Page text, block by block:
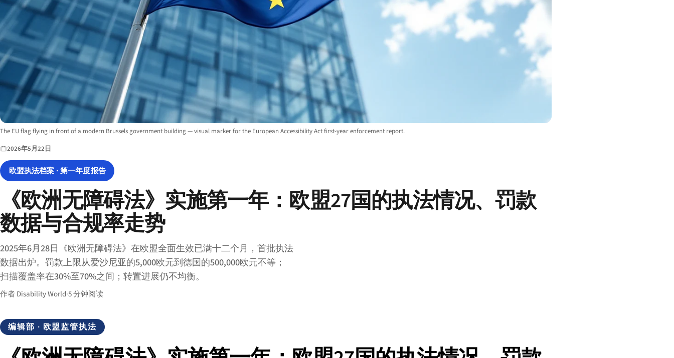
Image description:
The EU flag flying in front of a modern Brussels government building — visual marker for the European Accessibility Act first-year enforcement report.
2026年5月22日
欧盟执法档案 · 第一年度报告
《欧洲无障碍法》实施第一年：欧盟27国的执法情况、罚款
数据与合规率走势
2025年6月28日《欧洲无障碍法》在欧盟全面生效已满十二个月，首批执法
数据出炉。罚款上限从爱沙尼亚的5,000欧元到德国的500,000欧元不等；
扫描覆盖率在30%至70%之间；转置进展仍不均衡。
作者 Disability World·5 分钟阅读
编辑部 · 欧盟监管执法